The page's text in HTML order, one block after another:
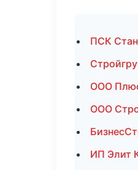
ПСК
ООО
ООО
ИП Элит